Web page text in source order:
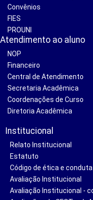
Convênios
FIES
PROUNI
Atendimento ao aluno
NOP
Financeiro
Central de Atendimento
Secretaria Acadêmica
Coordenações de Curso
Diretoria Acadêmica
Institucional
Relato Institucional
Estatuto
Código de ética e conduta
Avaliação Institucional
Avaliação Institucional -